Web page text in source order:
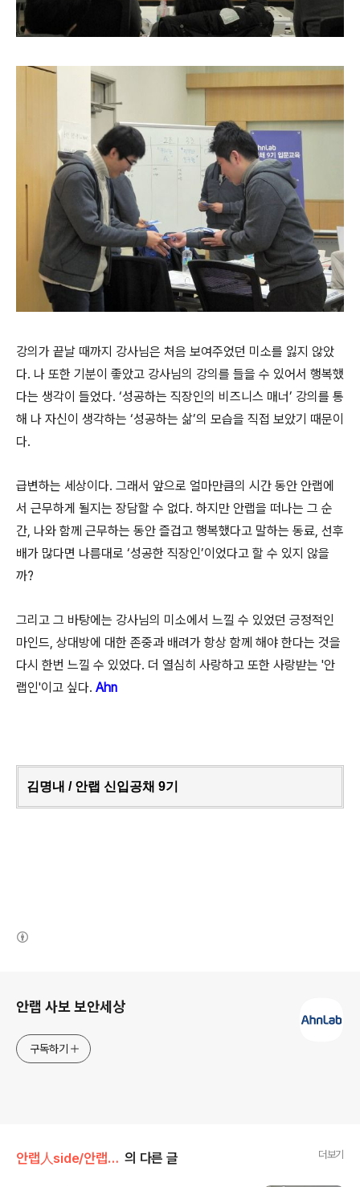
강의가 끝날 때까지 강사님은 처음 보여주었던 미소를 잃지 않았
다. 나 또한 기분이 좋았고 강사님의 강의를 들을 수 있어서 행복했
다는 생각이 들었다. ‘성공하는 직장인의 비즈니스 매너’ 강의를 통
해 나 자신이 생각하는 ‘성공하는 삶’의 모습을 직접 보았기 때문이
다.
급변하는 세상이다. 그래서 앞으로 얼마만큼의 시간 동안 안랩에
서 근무하게 될지는 장담할 수 없다. 하지만 안랩을 떠나는 그 순
간, 나와 함께 근무하는 동안 즐겁고 행복했다고 말하는 동료, 선후
배가 많다면 나름대로 ‘성공한 직장인’이었다고 할 수 있지 않을
까?
그리고 그 바탕에는 강사님의 미소에서 느낄 수 있었던 긍정적인
마인드, 상대방에 대한 존중과 배려가 항상 함께 해야 한다는 것을
다시 한번 느낄 수 있었다. 더 열심히 사랑하고 또한 사랑받는 '안
랩인'이고 싶다. Ahn
김명내 / 안랩 신입공채 9기
안랩 사보 보안세상
구독하기
안랩人side/안랩!안랩인! 의 다른 글 더보기